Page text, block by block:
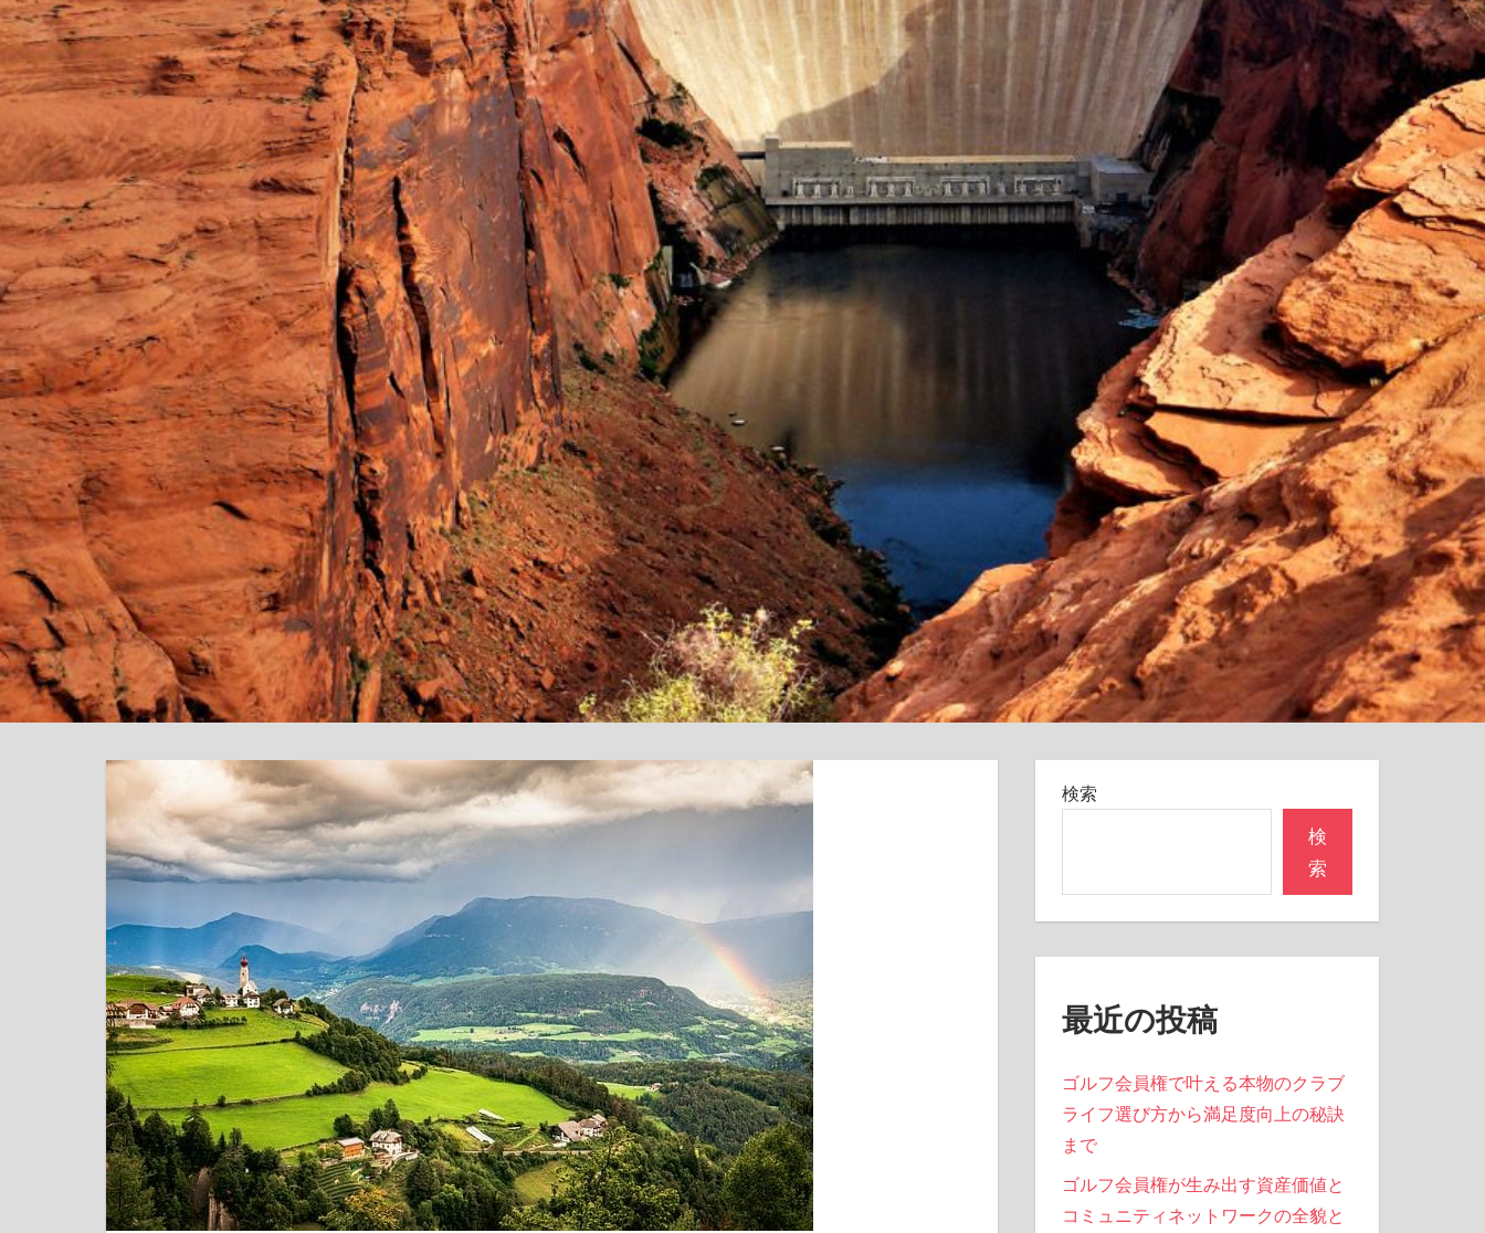
の
た
め
の
情
報
満
載！
検索
検
索
最近の投稿
ゴルフ会員権で叶える本物のクラブ
ライフ選び方から満足度向上の秘訣
まで
ゴルフ会員権が生み出す資産価値と
コミュニティネットワークの全貌と